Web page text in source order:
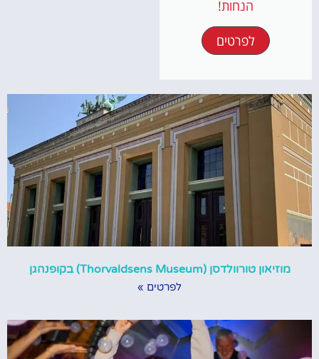
הנחות!
לפרטים
מוזיאון טורוולדסן (Thorvaldsens Museum) בקופנהגן
לפרטים »